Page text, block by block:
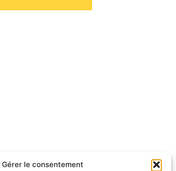
Gérer le consentement